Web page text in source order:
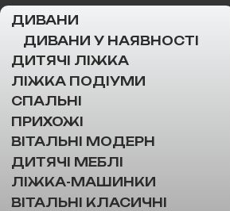
ДИВАНИ
ДИВАНИ У НАЯВНОСТІ
ДИТЯЧІ ЛІЖКА
ЛІЖКА ПОДІУМИ
СПАЛЬНІ
ПРИХОЖІ
ВІТАЛЬНІ МОДЕРН
ДИТЯЧІ МЕБЛІ
ЛІЖКА-МАШИНКИ
ВІТАЛЬНІ КЛАСИЧНІ